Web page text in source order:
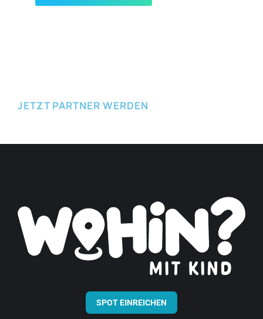
JETZT PARTNER WERDEN
SPOT EINREICHEN